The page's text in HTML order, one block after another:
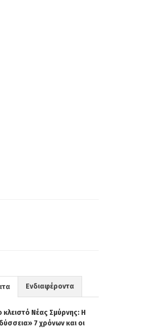
Ενδιαφέροντα
κλειστό Νέας Σμύρνης: Η
7 χρόνων και οι